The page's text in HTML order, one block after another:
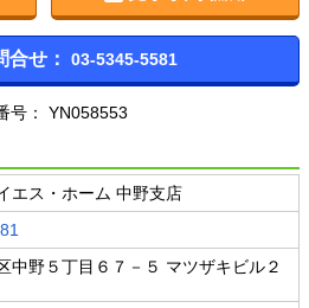
合せ： 03-5345-5581
号： YN058553
エス・ホーム 中野支店
中野５丁目６７－５ マツザキビル２